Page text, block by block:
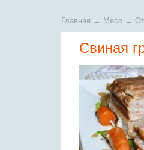
Главная → Мясо →
Свиная